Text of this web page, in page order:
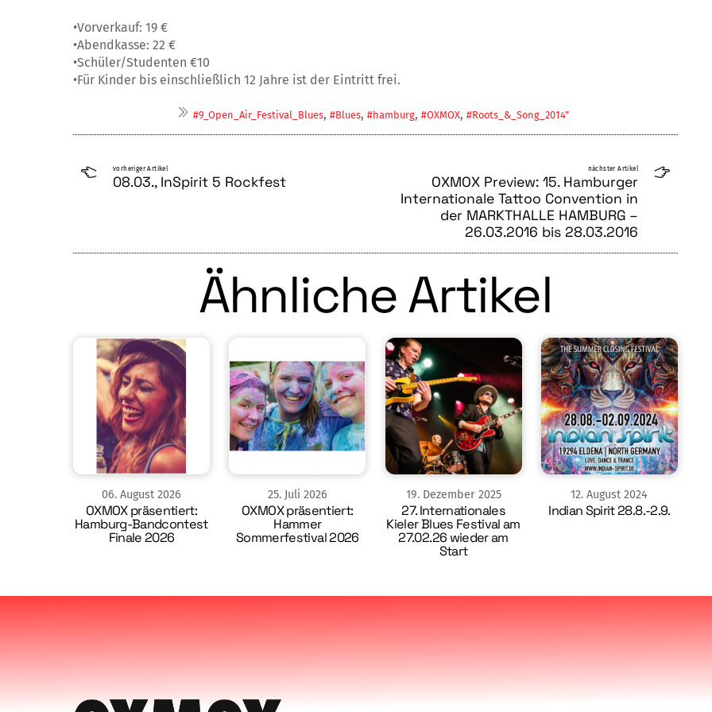
•Vorverkauf: 19 €
•Abendkasse: 22 €
•Schüler/Studenten €10
•Für Kinder bis einschließlich 12 Jahre ist der Eintritt frei.
#9_Open_Air_Festival_Blues, #Blues, #hamburg, #OXMOX, #Roots_&_Song_2014”
vorheriger Artikel
08.03., InSpirit 5 Rockfest
nächster Artikel
OXMOX Preview: 15. Hamburger
Internationale Tattoo Convention in
der MARKTHALLE HAMBURG –
26.03.2016 bis 28.03.2016
Ähnliche Artikel
06. August 2026
OXMOX präsentiert:
Hamburg-Bandcontest
Finale 2026
25. Juli 2026
OXMOX präsentiert:
Hammer
Sommerfestival 2026
19. Dezember 2025
27. Internationales
Kieler Blues Festival am
27.02.26 wieder am
Start
12.August 2024
Indian Spirit 28.8.-2.9.